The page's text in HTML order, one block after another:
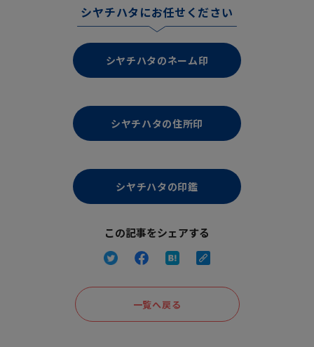
シヤチハタにお任せください
シヤチハタのネーム印
シヤチハタの住所印
シヤチハタの印鑑
この記事をシェアする
一覧へ戻る